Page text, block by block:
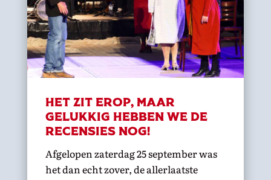
Het zit erop, maar
gelukkig hebben we de
recensies nog!
Afgelopen zaterdag 25 september was
het dan echt zover, de allerlaatste